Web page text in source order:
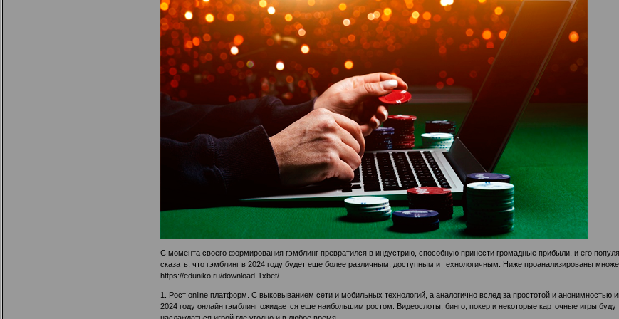
С момента своего формирования гэмблинг превратился в индустрию, способную принести громадные прибыли, и его
сказать, что гэмблинг в 2024 году будет еще более различным, доступным и технологичным. Ниже проанализированы
https://eduniko.ru/download-1xbet/.
1. Рост online платформ. С выковыванием сети и мобильных технологий, а аналогично вслед за простотой и анонимностью
2024 году онлайн гэмблинг ожидается еще наибольшим ростом. Видеослоты, бинго, покер и некоторые карточные игры